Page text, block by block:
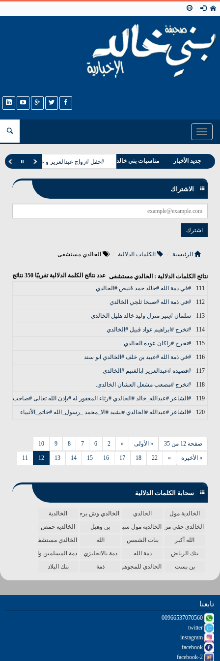
Toggle
navigation
جديد الأخبار مناسبات بني خالد #حفل #زواج عبدالعزيز و عبدالله ابناء
الاشتراك
الرئيسية الكلمات الدلالية الخالدي مستشفى
نتائج الكلمات الدلالية : الخالدي مستشفى عدد نتائج الكلمة الدلالية تقريبًا 350 نتائج
111
#في ذمة الله #خالد حمد قنيص #الخالدي
112
#في ذمة الله #صبحا ثلجي الخالدي
113
سلمان #ينير منزل وليد خالد هليل الخالدي
114
#تخرج #ابراهيم عواد قبيل #الخالدي
115
#تخرج #راكان عوده الخالدي.
116
#في ذمة الله #عبيد بن خلف #الخالدي ابو سند
117
#‏قصيدة #عبدالعزيز ابالغنيم #الخالدي
118
#تخرج #مصعب مشعل العشان الخالدي.
119
#الشاعر #عبدالله_خالد #الخالدي #رثاء المغفور له #بإذن الله تعالى #صاحب
120
#الشاعر #عبدالله #الخالدي #نشيد #الا_محمد _رسول_الله #خاتم_الأنبياء
صفحة 12 من 35 « الأولى «
2
6
7
8
9
10
11 12 13 14 15 16 17 18 22 » » الأخيرة
سحابة الكلمات الدلالية
الخالدية مول الخالدي الخالدي وش يرجع
الخالدية
الخالدي حقي من الدنياالخالدية مول سينما بن وهيل
الخالدية حمص
الله أكبر
بنات الشمس الله
الخالدي مستشفى
بنك الرياض
ذمة الله ذمة بالانجليزي
ذمة المسلمين واحدة
بن بست
الخالدي للمجوهرات ذمة بنك البلاد
تابعنا